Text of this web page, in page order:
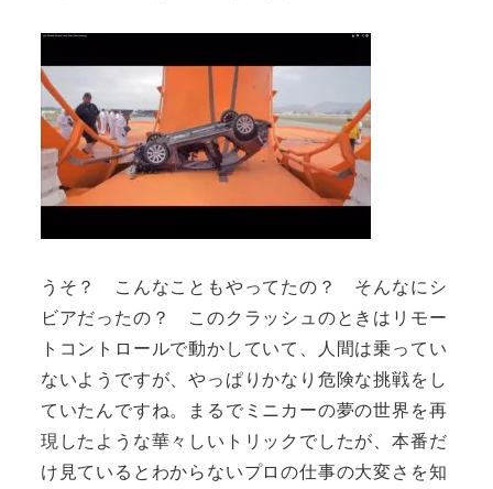
うそ？ こんなこともやってたの？ そんなにシ
ビアだったの？ このクラッシュのときはリモー
トコントロールで動かしていて、人間は乗ってい
ないようですが、やっぱりかなり危険な挑戦をし
ていたんですね。まるでミニカーの夢の世界を再
現したような華々しいトリックでしたが、本番だ
け見ているとわからないプロの仕事の大変さを知